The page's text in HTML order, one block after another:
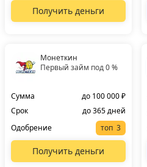
Получить деньги
Монеткин
Первый займ под 0 %
Сумма
до 100 000 ₽
Срок
до 365 дней
Одобрение
топ
Получить деньги